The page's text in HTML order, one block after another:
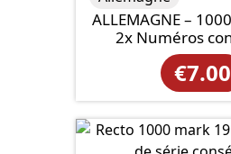
à
ALLEMAGNE –
2x Numéros
€7.00